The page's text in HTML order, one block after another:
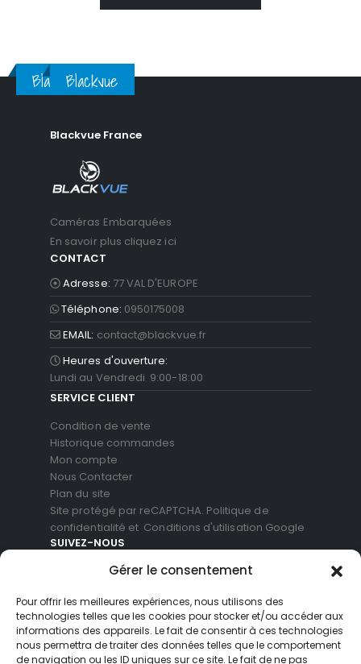
Gérer le consentement
Pour offrir les meilleures expériences, nous utilisons des
technologies telles que les cookies pour stocker et/ou accéder aux
informations des appareils. Le fait de consentir à ces technologies
nous permettra de traiter des données telles que le comportement
de navigation ou les ID uniques sur ce site. Le fait de ne pas
BlackvueBlackvue
Blackvue France
Caméras Embarquées
En savoir plus cliquez ici
CONTACT
Adresse: 77 VAL D'EUROPE
Téléphone: 0950175008
EMAIL: contact@blackvue.fr
Heures d'ouverture:
Lundi au Vendredi 9:00-18:00
SERVICE CLIENT
Condition de vente
Historique commandes
Mon compte
Nous Contacter
Plan du site
Site protégé par reCAPTCHA. Politique de
confidentialité et Conditions d'utilisation Google
SUIVEZ-NOUS